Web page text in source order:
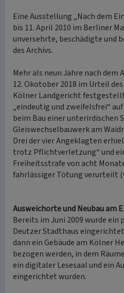
Eine Ausstellung „Nach dem
bis 11. April 2010 im Berliner
unversehrte, beschädigte und
des Archivs.
Mehr als neun Jahre nach dem
12. Okotober 2018 im Urteil
Kölner Landgericht
„eindeutig und zweifelsfrei“
beim Bau einer unterirdischen
Gleiswechselbauwerk am
Drei der vier Angeklagten
trotz Pflichtverletzung“ und
Freiheitsstrafe von acht
fahrlässiger Tötung verurteilt
Ausweichorte und Neubau am
Bereits im Juni 2009 wurde ein
Deutzer Stadthaus
dann ein Gebäude am Kölner
bezogen werden, in dem
ein digitaler Lesesaal und ein
eingerichtet wurden.